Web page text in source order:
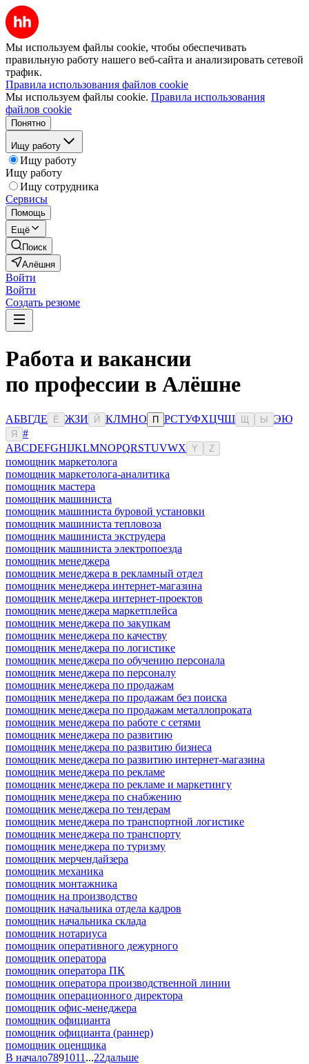
Мы используем файлы cookie, чтобы обеспечивать
правильную работу нашего веб-сайта и анализировать сетевой
трафик.
Правила использования файлов cookie
Мы используем файлы cookie. Правила использования
файлов cookie
Понятно
Ищу работу
Ищу работу
Ищу работу
Ищу сотрудника
Сервисы
Помощь
Ещё
Поиск
Алёшня
Войти
Войти
Создать резюме
Работа и вакансии
по профессии в Алёшне
АБВГДЕ Ё ЖЗИ Й КЛМНО П РСТУФХЦЧШ Ы ЭЮ
Я
#
ABCDEFGHIJKLMNOPQRSTUVWX Y Z
помощник маркетолога
помощник маркетолога-аналитика
помощник мастера
помощник машиниста
помощник машиниста буровой установки
помощник машиниста тепловоза
помощник машиниста экструдера
помощник машиниста электропоезда
помощник менеджера
помощник менеджера в рекламный отдел
помощник менеджера интернет-магазина
помощник менеджера интернет-проектов
помощник менеджера маркетплейса
помощник менеджера по закупкам
помощник менеджера по качеству
помощник менеджера по логистике
помощник менеджера по обучению персонала
помощник менеджера по персоналу
помощник менеджера по продажам
помощник менеджера по продажам без поиска
помощник менеджера по продажам металлопроката
помощник менеджера по работе с сетями
помощник менеджера по развитию
помощник менеджера по развитию бизнеса
помощник менеджера по развитию интернет-магазина
помощник менеджера по рекламе
помощник менеджера по рекламе и маркетингу
помощник менеджера по снабжению
помощник менеджера по тендерам
помощник менеджера по транспортной логистике
помощник менеджера по транспорту
помощник менеджера по туризму
помощник мерчендайзера
помощник механика
помощник монтажника
помощник на производство
помощник начальника отдела кадров
помощник начальника склада
помощник нотариуса
помощник оперативного дежурного
помощник оператора
помощник оператора ПК
помощник оператора производственной линии
помощник операционного директора
помощник офис-менеджера
помощник официанта
помощник официанта (раннер)
помощник оценщика
В начало7891011 ...22дальше